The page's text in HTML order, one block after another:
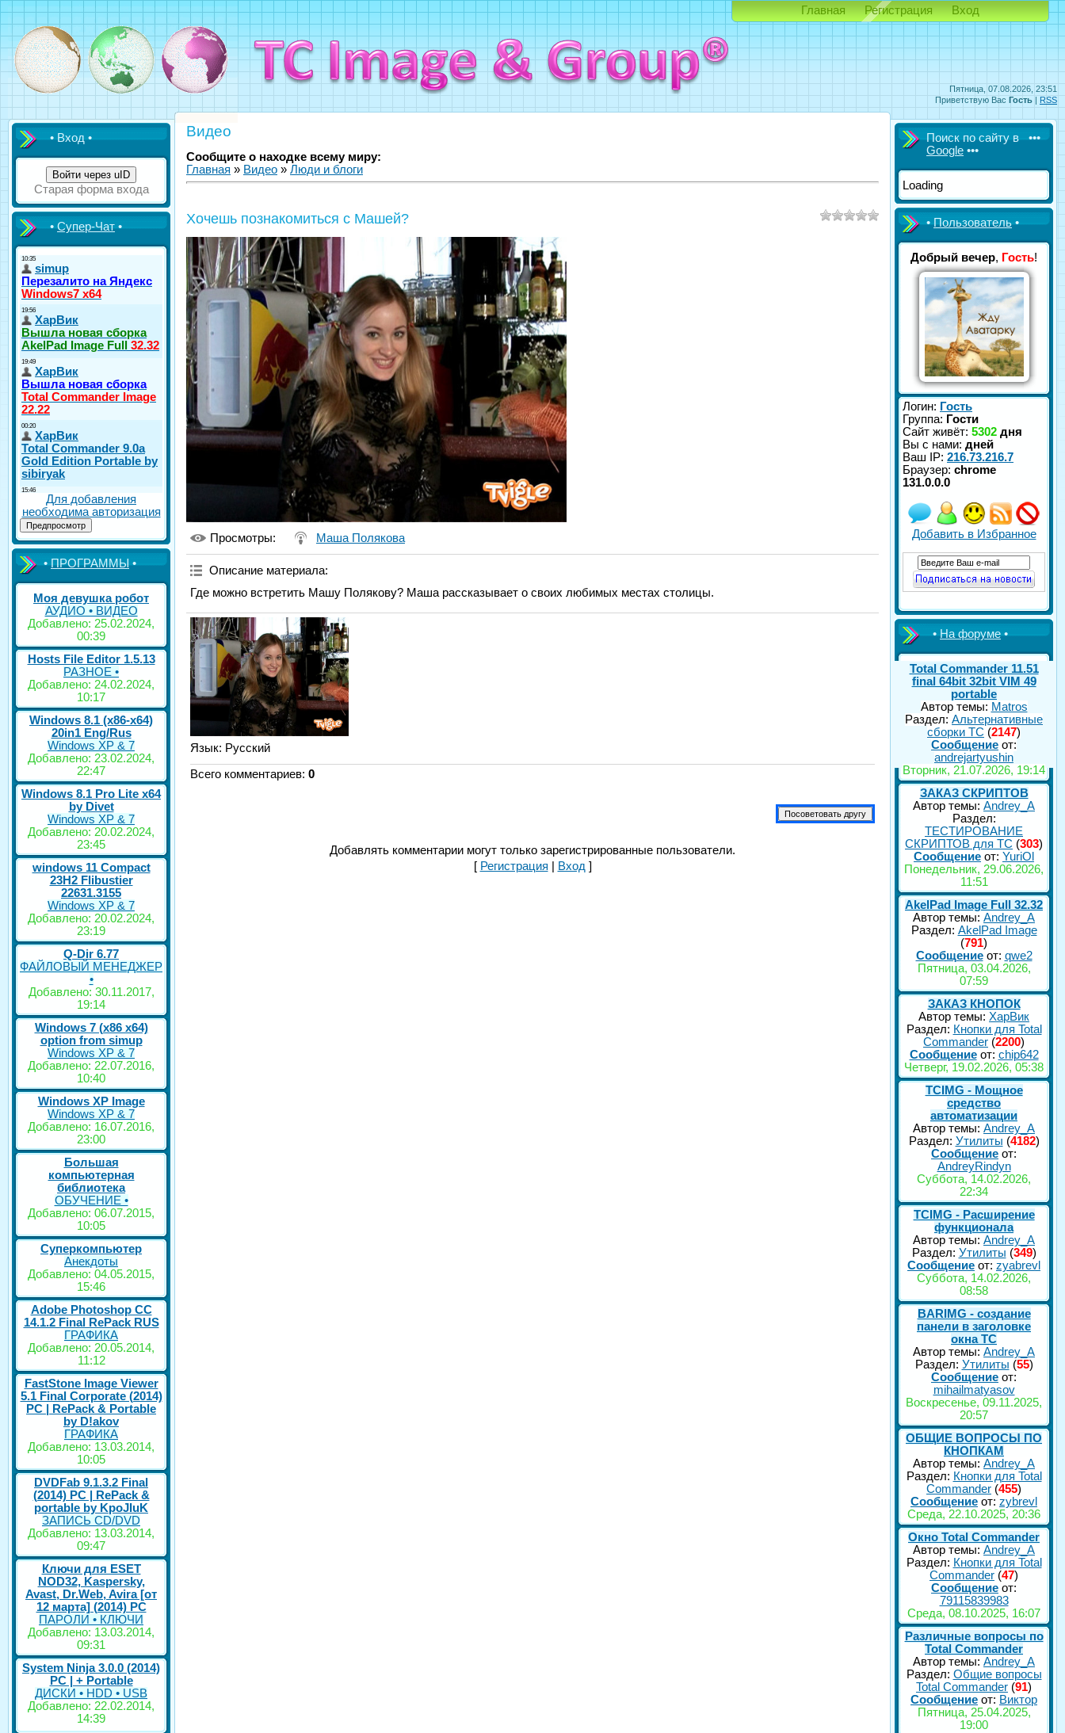
Пятница, 07.08.2026, 23:51
Приветствую Вас Гость | RSS
Главная Регистрация Вход
• Вход •
Войти через uID
Старая форма входа
•Супер-Чат•
Для добавления
необходима авторизация
•ПРОГРАММЫ•
Моя девушка робот
АУДИО • ВИДЕО
Добавлено: 25.02.2024,
00:39
Hosts File Editor 1.5.13
РАЗНОЕ •
Добавлено: 24.02.2024,
10:17
Windows 8.1 (x86-x64)
20in1 Eng/Rus
Windows XP & 7
Добавлено: 23.02.2024,
22:47
Windows 8.1 Pro Lite x64
by Divet
Windows XP & 7
Добавлено: 20.02.2024,
23:45
windows 11 Compact
23H2 Flibustier
22631.3155
Windows XP & 7
Добавлено: 20.02.2024,
23:19
Q-Dir 6.77
ФАЙЛОВЫЙ МЕНЕДЖЕР
•
Добавлено: 30.11.2017,
19:14
Windows 7 (x86 x64)
option from simup
Windows XP & 7
Добавлено: 22.07.2016,
10:40
Windows XP Image
Windows XP & 7
Добавлено: 16.07.2016,
23:00
Большая
компьютерная
библиотека
ОБУЧЕНИЕ •
Добавлено: 06.07.2015,
10:05
Суперкомпьютер
Анекдоты
Добавлено: 04.05.2015,
15:46
Adobe Photoshop CC
14.1.2 Final RePack RUS
ГРАФИКА
Добавлено: 20.05.2014,
11:12
FastStone Image Viewer
5.1 Final Corporate (2014)
РС | RePack & Portable
by D!akov
ГРАФИКА
Добавлено: 13.03.2014,
10:05
DVDFab 9.1.3.2 Final
(2014) PC | RePack &
portable by KpoJIuK
ЗАПИСЬ CD/DVD
Добавлено: 13.03.2014,
09:47
Ключи для ESET
NOD32, Kaspersky,
Avast, Dr.Web, Avira [от
12 марта] (2014) PC
ПАРОЛИ • КЛЮЧИ
Добавлено: 13.03.2014,
09:31
System Ninja 3.0.0 (2014)
РС | + Portable
ДИСКИ • HDD • USB
Добавлено: 22.02.2014,
14:39
Видео
Сообщите о находке всему миру:
Главная » Видео » Люди и блоги
Хочешь познакомиться с Машей?
Просмотры: Маша Полякова
Описание материала:
Где можно встретить Машу Полякову? Маша рассказывает о своих любимых местах столицы.
Язык: Русский
Всего комментариев: 0
Добавлять комментарии могут только зарегистрированные пользователи.
[ Регистрация Вход]
Поиск по сайту в •••
Google •••
Loading
•Пользователь•
Добрый вечер, Гость!
Логин: Гость
Группа: Гости
Сайт живёт: 5302 дня
Вы с нами: дней
Ваш IP: 216.73.216.7
Браузер: chrome
131.0.0.0
Добавить в Избранное
•На форуме•
Total Commander 11.51
final 64bit 32bit VIM 49
portable
Автор темы: Matros
Раздел: Альтернативные
сборки ТС (2147)
Сообщение от:
andrejartyushin
Вторник, 21.07.2026, 19:14
ЗАКАЗ СКРИПТОВ
Автор темы: Andrey_A
Раздел:
ТЕСТИРОВАНИЕ
СКРИПТОВ для TC (303)
Сообщение от: YuriOl
Понедельник, 29.06.2026,
11:51
AkelPad Image Full 32.32
Автор темы: Andrey_A
Раздел: AkelPad Image
(791)
Сообщениеот: qwe2
Пятница, 03.04.2026,
07:59
ЗАКАЗ КНОПОК
Автор темы: ХарВик
Раздел: Кнопки для Total
Commander (2200)
Сообщениеот: chip642
Четверг, 19.02.2026, 05:38
TCIMG - Мощное
средство
автоматизации
Автор темы: Andrey_A
Раздел: Утилиты (4182)
Сообщение от:
AndreyRindyn
Суббота, 14.02.2026,
22:34
TCIMG - Расширение
функционала
Автор темы: Andrey_A
Раздел: Утилиты (349)
Сообщение от: zyabrevl
Суббота, 14.02.2026,
08:58
BARIMG - создание
панели в заголовке
окна TC
Автор темы: Andrey_A
Раздел: Утилиты (55)
Сообщение от:
mihailmatyasov
Воскресенье, 09.11.2025,
20:57
ОБЩИЕ ВОПРОСЫ ПО
КНОПКАМ
Автор темы: Andrey_A
Раздел: Кнопки для Total
Commander (455)
Сообщение от: zybrevl
Среда, 22.10.2025, 20:36
Окно Total Commander
Автор темы: Andrey_A
Раздел: Кнопки для Total
Commander (47)
Сообщение от:
79115839983
Среда, 08.10.2025, 16:07
Различные вопросы по
Total Commander
Автор темы: Andrey_A
Раздел: Общие вопросы
Total Commander (91)
Сообщение от: Виктор
Пятница, 25.04.2025,
19:00